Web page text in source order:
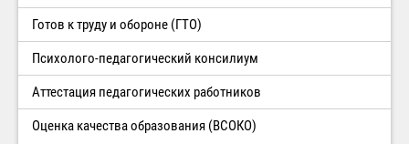
Готов к труду и обороне (ГТО)
Психолого-педагогический консилиум
Аттестация педагогических работников
Оценка качества образования (ВСОКО)